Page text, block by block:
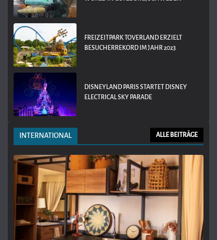
FREIZEITPARK TOVERLAND ERZIELT
BESUCHERREKORD IM JAHR 2023
DISNEYLAND PARIS STARTET DISNEY
ELECTRICAL SKY PARADE
INTERNATIONAL ALLE BEITRÄGE